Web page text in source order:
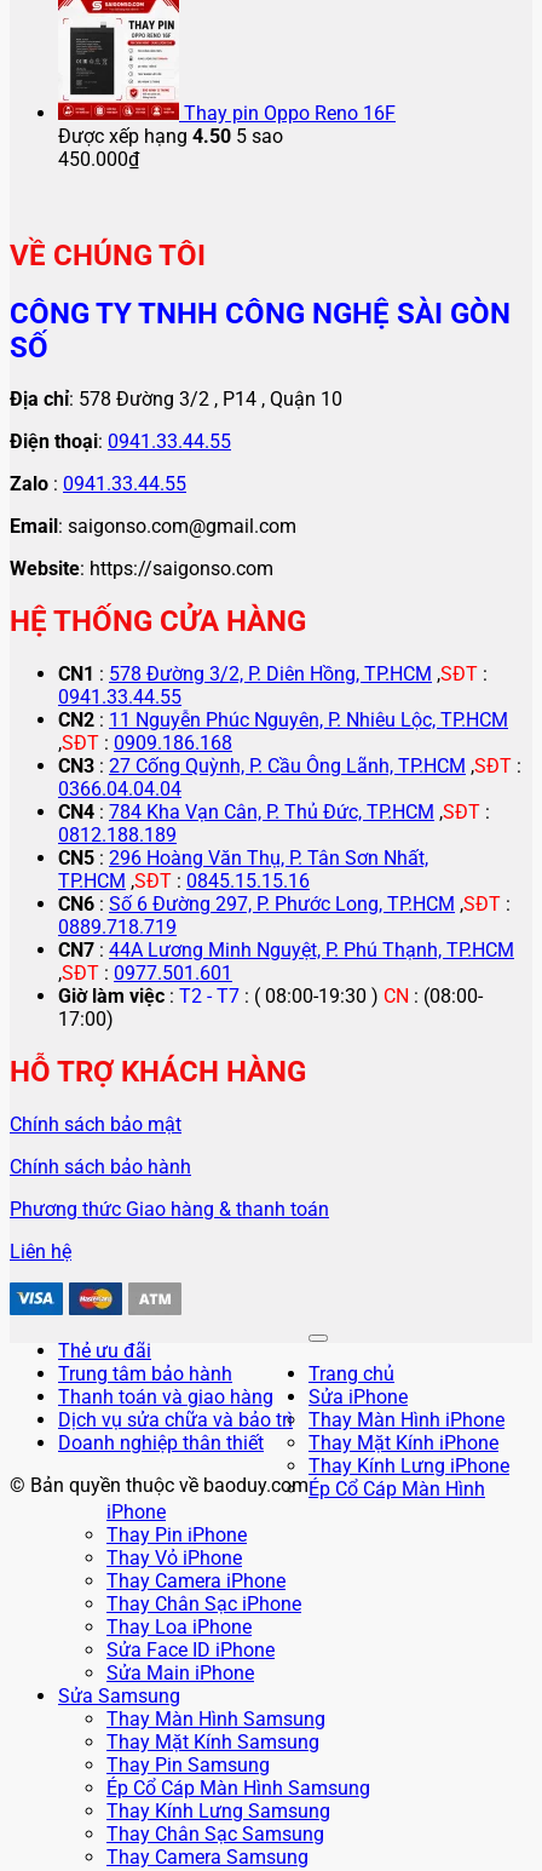
Thay pin Oppo Reno 16F
Được xếp hạng 4.50 5 sao
450.000₫
VỀ CHÚNG TÔI
CÔNG TY TNHH CÔNG NGHỆ SÀI GÒN
SỐ
Địa chỉ: 578 Đường 3/2 , P14 , Quận 10
Điện thoại: 0941.33.44.55
Zalo : 0941.33.44.55
Email : saigonso.com@gmail.com
Website: https://saigonso.com
HỆ THỐNG CỬA HÀNG
CN1 : 578 Đường 3/2, P. Diên Hồng, TP.HCM ,SĐT :
0941.33.44.55
CN2 : 11 Nguyễn Phúc Nguyên, P. Nhiêu Lộc, TP.HCM
,SĐT : 0909.186.168
CN3 : 27 Cống Quỳnh, P. Cầu Ông Lãnh, TP.HCM ,SĐT :
0366.04.04.04
CN4 : 784 Kha Vạn Cân, P. Thủ Đức, TP.HCM ,SĐT :
0812.188.189
CN5 : 296 Hoàng Văn Thụ, P. Tân Sơn Nhất,
TP.HCM ,SĐT : 0845.15.15.16
CN6 : Số 6 Đường 297, P. Phước Long, TP.HCM ,SĐT :
0889.718.719
CN7 : 44A Lương Minh Nguyệt, P. Phú Thạnh, TP.HCM
,SĐT : 0977.501.601
Giờ làm việc : T2 - T7 : ( 08:00-19:30 ) CN : (08:00-
17:00)
HỖ TRỢ KHÁCH HÀNG
Chính sách bảo mật
Chính sách bảo hành
Phương thức Giao hàng & thanh toán
Liên hệ
Thẻ ưu đãi
Trung tâm bảo hành
Thanh toán và giao hàng
Dịch vụ sửa chữa và bảo trì
Doanh nghiệp thân thiết
© Bản quyền thuộc về baoduy.com
Trang chủ
Sửa iPhone
Thay Màn Hình iPhone
Thay Mặt Kính iPhone
Thay Kính Lưng iPhone
Ép Cổ Cáp Màn Hình
iPhone
Thay Pin iPhone
Thay Vỏ iPhone
Thay Camera iPhone
Thay Chân Sạc iPhone
Thay Loa iPhone
Sửa Face ID iPhone
Sửa Main iPhone
Sửa Samsung
Thay Màn Hình Samsung
Thay Mặt Kính Samsung
Thay Pin Samsung
Ép Cổ Cáp Màn Hình Samsung
Thay Kính Lưng Samsung
Thay Chân Sạc Samsung
Thay Camera Samsung